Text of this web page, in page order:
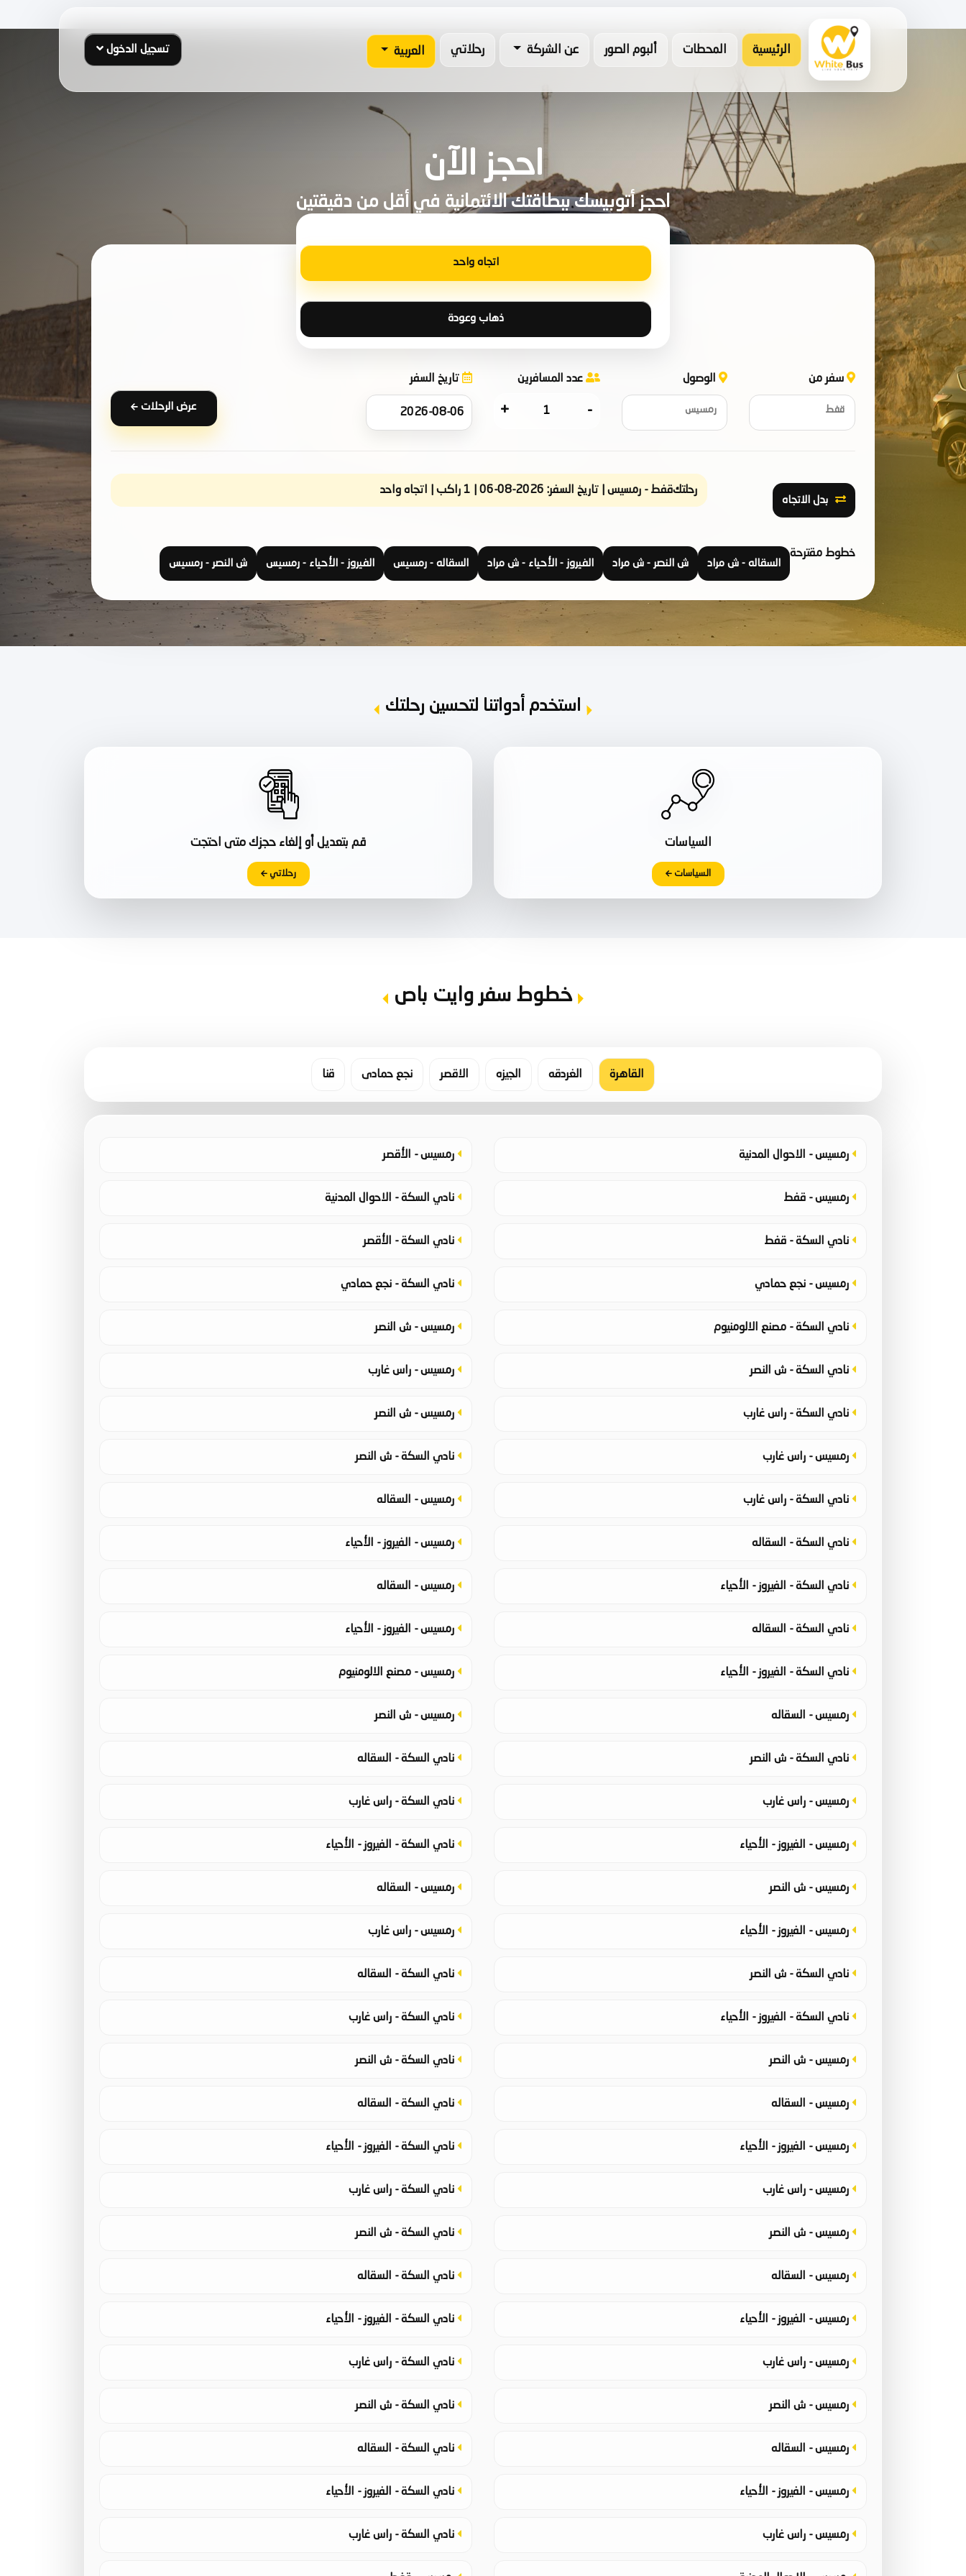
الرئيسية المحطات ألبوم الصور عن الشركة رحلاتي العربية تسجيل الدخول
احجز الآن
احجز أتوبيسك ببطاقتك الائتمانية في أقل من دقيقتين
اتجاه واحد
ذهاب وعودة
سفر من
قفط
الوصول
رمسيس
عدد المسافرين
-
+
تاريخ السفر
عرض الرحلات
بدل الاتجاه
رحلتكقفط - رمسيس | تاريخ السفر: 2026-08-06 | 1 راكب | اتجاه واحد
خطوط مقترحة
السقاله - ش مراد ش النصر - ش مراد الفيروز - الأحياء - ش مراد السقاله - رمسيس الفيروز - الأحياء - رمسيس ش النصر - رمسيس
استخدم أدواتنا لتحسين رحلتك
السياسات
السياسات
قم بتعديل أو إلغاء حجزك متى احتجت
رحلاتي
خطوط سفر وايت باص
القاهرة الغردقه الجيزه الاقصر نجع حمادى قنا
رمسيس - الاحوال المدنية
رمسيس - قفط
نادي السكة - قفط
رمسيس - نجع حمادي
نادي السكة - مصنع الالومنيوم
نادي السكة - ش النصر
نادي السكة - راس غارب
رمسيس - راس غارب
نادي السكة - راس غارب
نادي السكة - السقاله
نادي السكة - الفيروز - الأحياء
نادي السكة - السقاله
نادي السكة - الفيروز - الأحياء
رمسيس - السقاله
نادي السكة - ش النصر
رمسيس - راس غارب
رمسيس - الفيروز - الأحياء
رمسيس - ش النصر
رمسيس - الفيروز - الأحياء
نادي السكة - ش النصر
نادي السكة - الفيروز - الأحياء
رمسيس - ش النصر
رمسيس - السقاله
رمسيس - الفيروز - الأحياء
رمسيس - راس غارب
رمسيس - ش النصر
رمسيس - السقاله
رمسيس - الفيروز - الأحياء
رمسيس - راس غارب
رمسيس - ش النصر
رمسيس - السقاله
رمسيس - الفيروز - الأحياء
رمسيس - راس غارب
رمسيس - الأقصر
نادي السكة - الاحوال المدنية
نادي السكة - الأقصر
نادي السكة - نجع حمادي
رمسيس - ش النصر
رمسيس - راس غارب
رمسيس - ش النصر
نادي السكة - ش النصر
رمسيس - السقاله
رمسيس - الفيروز - الأحياء
رمسيس - السقاله
رمسيس - الفيروز - الأحياء
رمسيس - مصنع الالومنيوم
رمسيس - ش النصر
نادي السكة - السقاله
نادي السكة - راس غارب
نادي السكة - الفيروز - الأحياء
رمسيس - السقاله
رمسيس - راس غارب
نادي السكة - السقاله
نادي السكة - راس غارب
نادي السكة - ش النصر
نادي السكة - السقاله
نادي السكة - الفيروز - الأحياء
نادي السكة - راس غارب
نادي السكة - ش النصر
نادي السكة - السقاله
نادي السكة - الفيروز - الأحياء
نادي السكة - راس غارب
نادي السكة - ش النصر
نادي السكة - السقاله
نادي السكة - الفيروز - الأحياء
نادي السكة - راس غارب